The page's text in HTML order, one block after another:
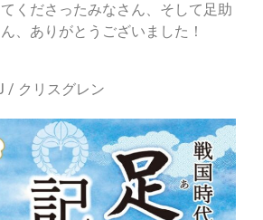
くださったみなさん、そして足助
、ありがとうございました！
/ クリスグレン